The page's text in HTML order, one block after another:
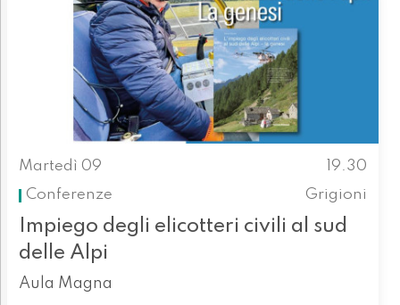
Martedì 09
19.30
Conferenze
Grigioni
Impiego degli elicotteri civili al sud
delle Alpi
Aula Magna